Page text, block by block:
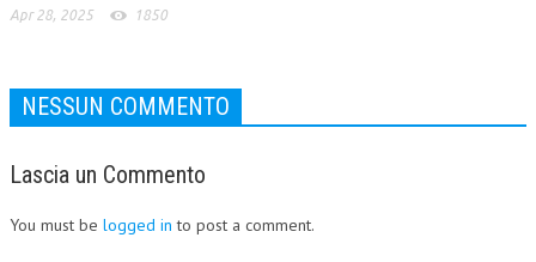
Apr 28, 2025 1850
NESSUN COMMENTO
Lascia un Commento
You must be logged in to post a comment.